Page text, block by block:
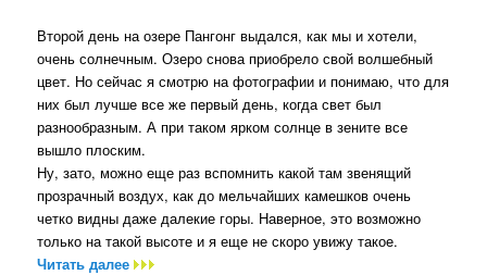
Второй день на озере Пангонг выдался, как мы и хотели,
очень солнечным. Озеро снова приобрело свой волшебный
цвет. Но сейчас я смотрю на фотографии и понимаю, что для
них был лучше все же первый день, когда свет был
разнообразным. А при таком ярком солнце в зените все
вышло плоским.
Ну, зато, можно еще раз вспомнить какой там звенящий
прозрачный воздух, как до мельчайших камешков очень
четко видны даже далекие горы. Наверное, это возможно
только на такой высоте и я еще не скоро увижу такое.
Читать далее